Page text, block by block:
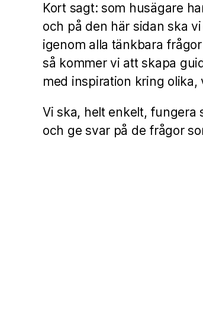
Kort sagt: som husägare
och på den här sidan ska
igenom alla tänkbara
så kommer vi att skapa
med inspiration kring
Vi ska, helt enkelt, fungera
och ge svar på de frågor